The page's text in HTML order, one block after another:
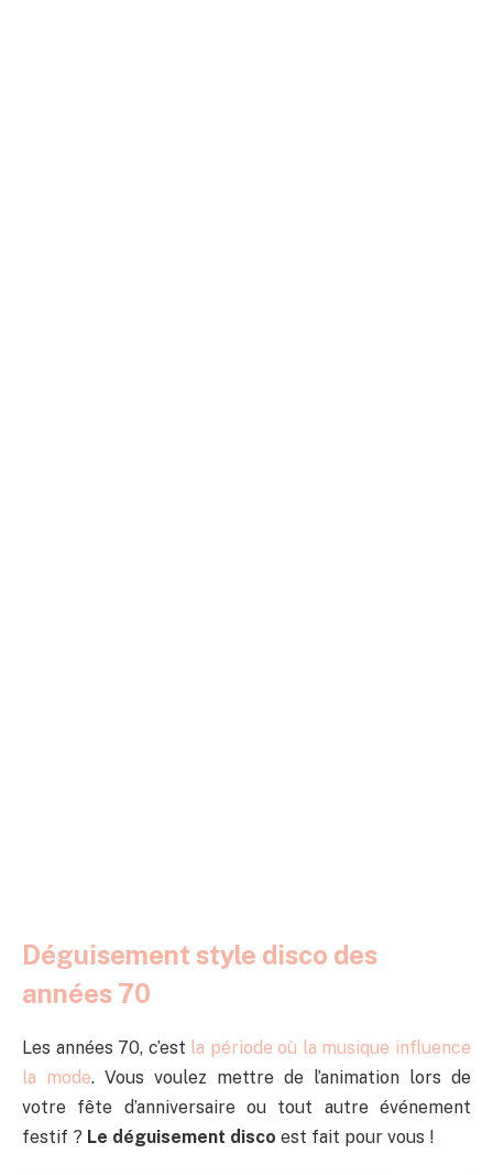
Déguisement style disco des
années 70
Les années 70, c’est la période où la musique influence
la mode. Vous voulez mettre de l’animation lors de
votre fête d’anniversaire ou tout autre événement
festif ? Le déguisement disco est fait pour vous !